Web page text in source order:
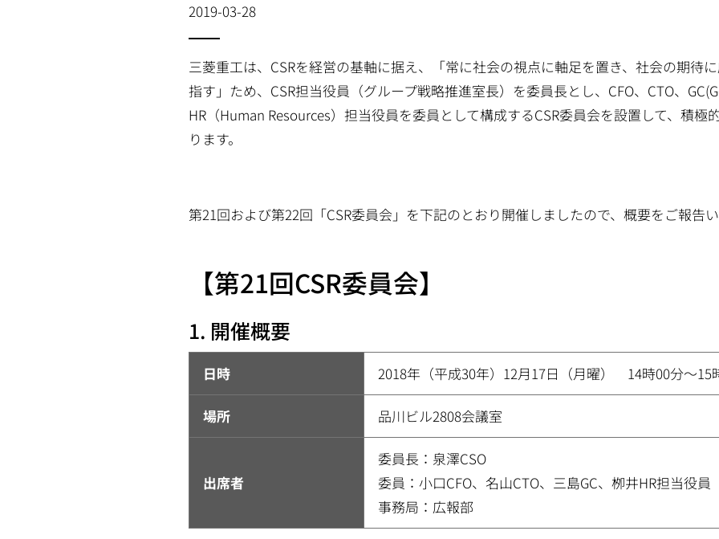
2019-03-28
三菱重工は、CSRを経営の基軸に据え、「常に社会の視点に軸足を置き、社会の期待
指す」ため、CSR担当役員（グループ戦略推進室長）を委員長とし、CFO、CTO、
HR（Human Resources）担当役員を委員として構成するCSR委員会を設置して、積極
ります。
第21回および第22回「CSR委員会」を下記のとおり開催しましたので、概要をご報告い
【第21回CSR委員会】
1. 開催概要
日時 2018年（平成30年）12月17日（月曜） 14時00分～15
場所 品川ビル2808会議室
出席者
委員長：泉澤CSO
委員：小口CFO、名山CTO、三島GC、栁井HR担当役員
事務局：広報部